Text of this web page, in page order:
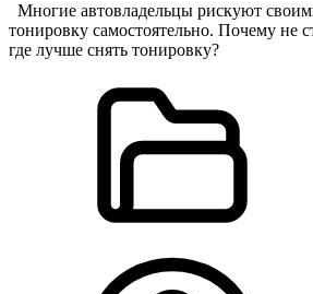
Многие автовладельцы рискуют
тонировку самостоятельно. Почему не
где лучше снять тонировку?